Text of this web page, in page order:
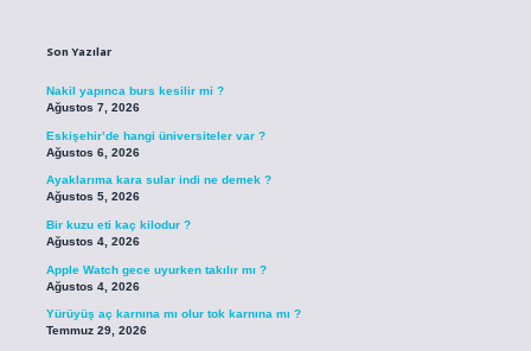
Son Yazılar
Nakil yapınca burs kesilir mi ?
Ağustos 7, 2026
Eskişehir’de hangi üniversiteler var ?
Ağustos 6, 2026
Ayaklarıma kara sular indi ne demek ?
Ağustos 5, 2026
Bir kuzu eti kaç kilodur ?
Ağustos 4, 2026
Apple Watch gece uyurken takılır mı ?
Ağustos 4, 2026
Yürüyüş aç karnına mı olur tok karnına mı ?
Temmuz 29, 2026